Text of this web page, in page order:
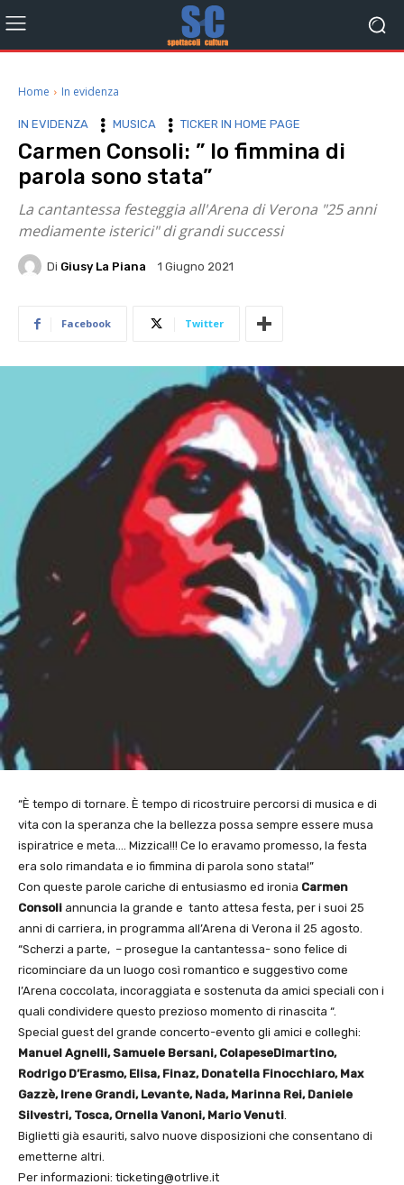
Home In evidenza
IN EVIDENZA MUSICA TICKER IN HOME PAGE
Carmen Consoli: ” Io fimmina di
parola sono stata”
La cantantessa festeggia all'Arena di Verona "25 anni
mediamente isterici" di grandi successi
Di Giusy La Piana 1 Giugno 2021
Facebook Twitter
“È tempo di tornare. È tempo di ricostruire percorsi di musica e di
vita con la speranza che la bellezza possa sempre essere musa
ispiratrice e meta…. Mizzica!!! Ce lo eravamo promesso, la festa
era solo rimandata e io fimmina di parola sono stata!”
Con queste parole cariche di entusiasmo ed ironia Carmen
Consoli annuncia la grande e tanto attesa festa, per i suoi 25
anni di carriera, in programma all’Arena di Verona il 25 agosto.
“Scherzi a parte, – prosegue la cantantessa- sono felice di
ricominciare da un luogo così romantico e suggestivo come
l’Arena coccolata, incoraggiata e sostenuta da amici speciali con i
quali condividere questo prezioso momento di rinascita “.
Special guest del grande concerto-evento gli amici e colleghi:
Manuel Agnelli, Samuele Bersani, ColapeseDimartino,
Rodrigo D’Erasmo, Elisa, Finaz, Donatella Finocchiaro, Max
Gazzè, Irene Grandi, Levante, Nada, Marinna Rei, Daniele
Silvestri, Tosca, Ornella Vanoni, Mario Venuti.
Biglietti già esauriti, salvo nuove disposizioni che consentano di
emetterne altri.
Per informazioni: ticketing@otrlive.it